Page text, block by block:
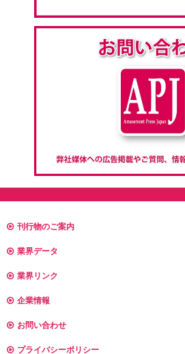
刊行物のご案内
業界データ
業界リンク
企業情報
お問い合わせ
プライバシーポリシー